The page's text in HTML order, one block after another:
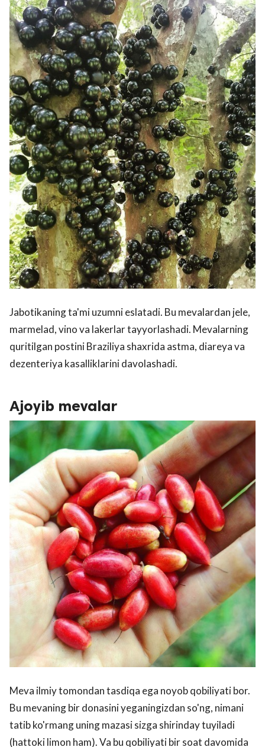
Jabotikaning ta'mi uzumni eslatadi. Bu mevalardan jele,
marmelad, vino va lakerlar tayyorlashadi. Mevalarning
quritilgan postini Braziliya shaxrida astma, diareya va
dezenteriya kasalliklarini davolashadi.
Ajoyib mevalar
Meva ilmiy tomondan tasdiqa ega noyob qobiliyati bor.
Bu mevaning bir donasini yeganingizdan so'ng, nimani
tatib ko'rmang uning mazasi sizga shirinday tuyiladi
(hattoki limon ham). Va bu qobiliyati bir soat davomida